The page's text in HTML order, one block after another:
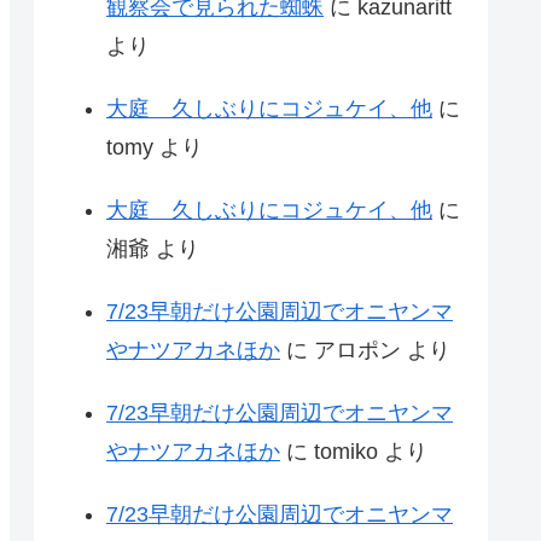
観察会で見られた蜘蛛 に kazunaritt
より
大庭 久しぶりにコジュケイ、他 に
tomy より
大庭 久しぶりにコジュケイ、他 に
湘爺 より
7/23早朝だけ公園周辺でオニヤンマ
やナツアカネほか に アロポン より
7/23早朝だけ公園周辺でオニヤンマ
やナツアカネほか に tomiko より
7/23早朝だけ公園周辺でオニヤンマ